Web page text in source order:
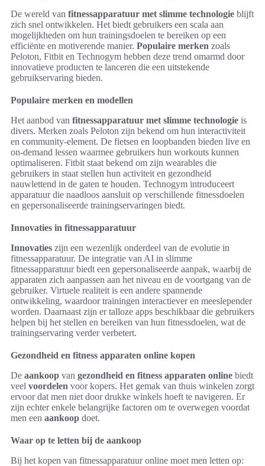
De wereld van fitnessapparatuur met slimme technologie blijft
zich snel ontwikkelen. Het biedt gebruikers een scala aan
mogelijkheden om hun trainingsdoelen te bereiken op een
efficiënte en motiverende manier. Populaire merken zoals
Peloton, Fitbit en Technogym hebben deze trend omarmd door
innovatieve producten te lanceren die een uitstekende
gebruikservaring bieden.
Populaire merken en modellen
Het aanbod van fitnessapparatuur met slimme technologie is
divers. Merken zoals Peloton zijn bekend om hun interactiviteit
en community-element. De fietsen en loopbanden bieden live en
on-demand lessen waarmee gebruikers hun workouts kunnen
optimaliseren. Fitbit staat bekend om zijn wearables die
gebruikers in staat stellen hun activiteit en gezondheid
nauwlettend in de gaten te houden. Technogym introduceert
apparatuur die naadloos aansluit op verschillende fitnessdoelen
en gepersonaliseerde trainingservaringen biedt.
Innovaties in fitnessapparatuur
Innovaties zijn een wezenlijk onderdeel van de evolutie in
fitnessapparatuur. De integratie van AI in slimme
fitnessapparatuur biedt een gepersonaliseerde aanpak, waarbij de
apparaten zich aanpassen aan het niveau en de voortgang van de
gebruiker. Virtuele realiteit is een andere spannende
ontwikkeling, waardoor trainingen interactiever en meeslepender
worden. Daarnaast zijn er talloze apps beschikbaar die gebruikers
helpen bij het stellen en bereiken van hun fitnessdoelen, wat de
trainingservaring verder verbetert.
Gezondheid en fitness apparaten online kopen
De aankoop van gezondheid en fitness apparaten online biedt
veel voordelen voor kopers. Het gemak van thuis winkelen zorgt
ervoor dat men niet door drukke winkels hoeft te navigeren. Er
zijn echter enkele belangrijke factoren om te overwegen voordat
men een aankoop doet.
Waar op te letten bij de aankoop
Bij het kopen van fitnessapparatuur online moet men letten op: